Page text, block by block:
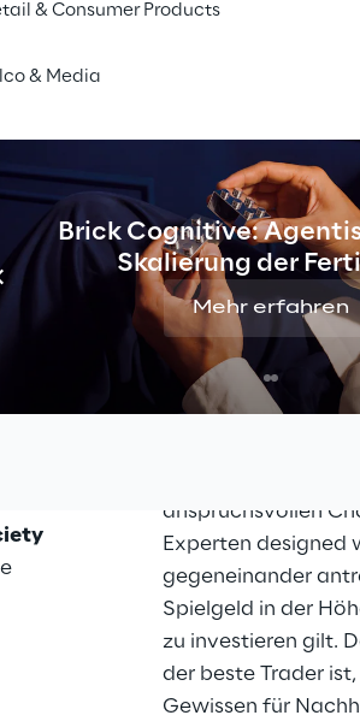
& Consumer Products
& Media
Brick Cognitive:
Skalierung der
Mehr erfahren
Bis 16. April –
Teilnahme erhält
nachhaltige
und Investment-
anspruchsvollen
Experten designed
gegeneinander
Spielgeld in der
zu investieren gilt.
der beste Trader
Gewissen für